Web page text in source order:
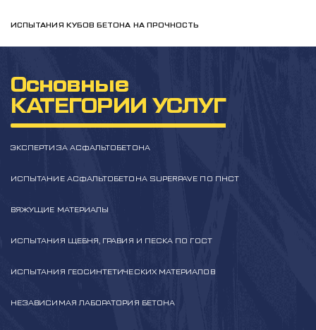
ИСПЫТАНИЯ КУБОВ БЕТОНА НА ПРОЧНОСТЬ
Основные
КАТЕГОРИИ УСЛУГ
ЭКСПЕРТИЗА АСФАЛЬТОБЕТОНА
ИСПЫТАНИЕ АСФАЛЬТОБЕТОНА SUPERPAVE ПО ПНСТ
ВЯЖУЩИЕ МАТЕРИАЛЫ
ИСПЫТАНИЯ ЩЕБНЯ, ГРАВИЯ И ПЕСКА ПО ГОСТ
ИСПЫТАНИЯ ГЕОСИНТЕТИЧЕСКИХ МАТЕРИАЛОВ
НЕЗАВИСИМАЯ ЛАБОРАТОРИЯ БЕТОНА